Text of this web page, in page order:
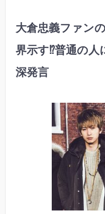
大倉忠義ファン
界示す⁉︎普通の人
深発言